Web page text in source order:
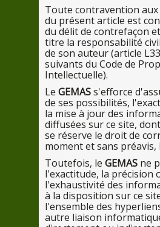
Toute contravention
du présent article est
du délitde contrefaçon
titre la responsabilité
de son auteur (article
suivants du Code de
Intellectuelle).
Le GEMASs'efforce
de ses possibilités,
la mise à jourdes
diffusées surce site,
se réserve le droitde
moment et sans préavis,
Toutefois, le GEMAS ne
l'exactitude, la précision
l'exhaustivité des
à la disposition surce
l'ensemble des
autre liaison